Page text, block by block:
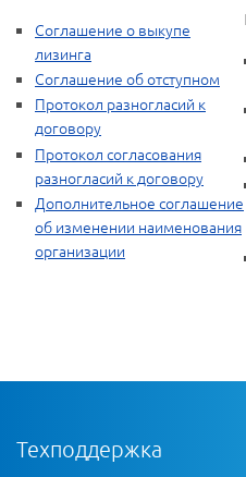
Соглашение о выкупе
лизинга
Соглашение об отступном
Протокол разногласий к
договору
Протокол согласования
разногласий к договору
Дополнительное соглашение
об изменении наименования
организации
Техподдержка